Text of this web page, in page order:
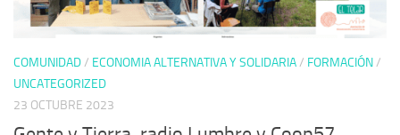
COMUNIDAD/ ECONOMIA ALTERNATIVA Y SOLIDARIA/ FORMACIÓN/
UNCATEGORIZED
23 OCTUBRE 2023